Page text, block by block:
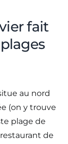
fait
au nord
(on y trouve
plage de
de